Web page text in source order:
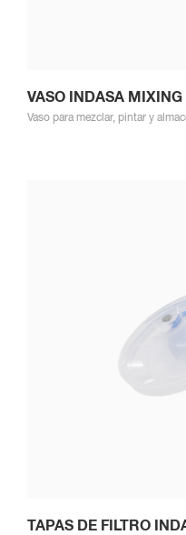
VASO INDASA MIXING
Vaso para mezclar, pintar y
TAPAS DE FILTRO